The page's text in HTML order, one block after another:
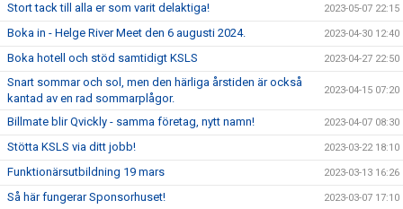
Stort tack till alla er som varit delaktiga! 2023-05-07 22:15
Boka in - Helge River Meet den 6 augusti 2024. 2023-04-30 12:40
Boka hotell och stöd samtidigt KSLS 2023-04-27 22:50
Snart sommar och sol, men den härliga årstiden är också
kantad av en rad sommarplågor.
2023-04-15 07:20
Billmate blir Qvickly - samma företag, nytt namn! 2023-04-07 08:30
Stötta KSLS via ditt jobb! 2023-03-22 18:10
Funktionärsutbildning 19 mars 2023-03-13 16:26
Så här fungerar Sponsorhuset! 2023-03-07 17:10